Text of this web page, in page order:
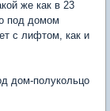
же как в 23
под домом
с лифтом, как и
дом-полукольцо